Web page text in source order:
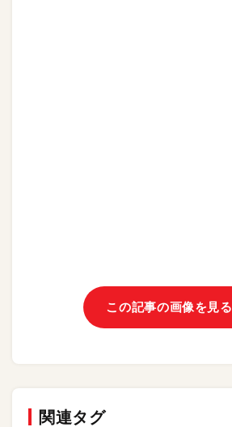
この記事の画像を見る
関連タグ